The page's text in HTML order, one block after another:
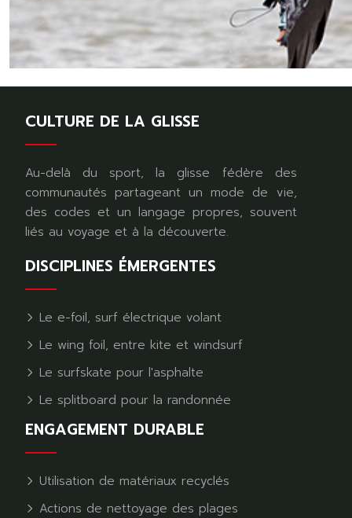
CULTURE DE LA GLISSE
Au-delà du sport, la glisse fédère des
communautés partageant un mode de vie,
des codes et un langage propres, souvent
liés au voyage et à la découverte.
DISCIPLINES ÉMERGENTES
Le e-foil, surf électrique volant
Le wing foil, entre kite et windsurf
Le surfskate pour l'asphalte
Le splitboard pour la randonnée
ENGAGEMENT DURABLE
Utilisation de matériaux recyclés
Actions de nettoyage des plages